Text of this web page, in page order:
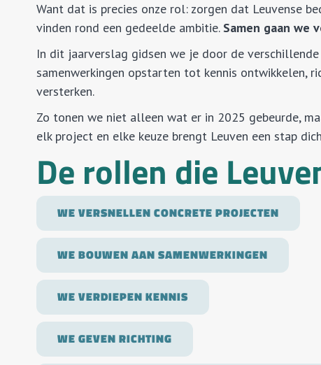
Want dat is precies onze rol: zorgen dat Leuvense
vinden rond een gedeelde ambitie. Samen gaan we
In dit jaarverslag gidsen we je door de
samenwerkingen opstarten tot kennis ontwikkelen,
versterken.
Zo tonen we niet alleen wat er in 2025 gebeurde,
elk project en elke keuze brengt Leuven een stap
De rollen die
WE VERSNELLEN CONCRETE PROJECTEN
WE BOUWEN AAN SAMENWERKINGEN
WE VERDIEPEN KENNIS
WE GEVEN RICHTING